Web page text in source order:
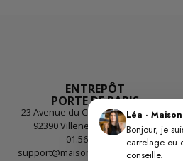
ENTREPÔT
PORTE DE PARIS
23 Avenue du Chemin des Reniers
92390 Villeneuve-la-Garenne
01.56.55.55.26
support@maisondurevetement.com
Léa ·
Bonjour, je
carrelage ou
conseille.